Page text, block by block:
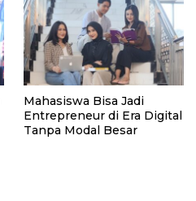
Mahasiswa Bisa Jadi
Entrepreneur di Era Digital
Tanpa Modal Besar